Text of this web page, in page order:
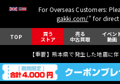
For Overseas Customers:
gakki.com/" for
TOP 買う
ストア
売る
中古買取
イベン
動画
【重要】熊本県で発生した地震に